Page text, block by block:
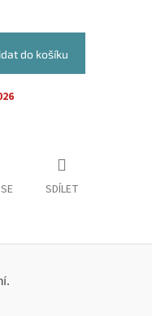
do košíku
SDÍLET